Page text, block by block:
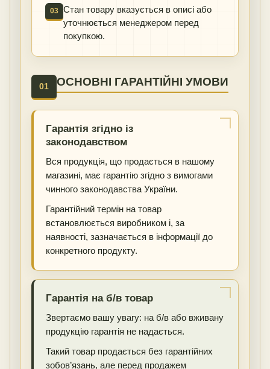
03 Стан товару вказується в описі або
уточнюється менеджером перед
покупкою.
01 ОСНОВНІ ГАРАНТІЙНІ УМОВИ
Гарантія згідно із
законодавством
Вся продукція, що продається в нашому
магазині, має гарантію згідно з вимогами
чинного законодавства України.
Гарантійний термін на товар
встановлюється виробником і, за
наявності, зазначається в інформації до
конкретного продукту.
Гарантія на б/в товар
Звертаємо вашу увагу: на б/в або вживану
продукцію гарантія не надається.
Такий товар продається без гарантійних
зобов’язань, але перед продажем